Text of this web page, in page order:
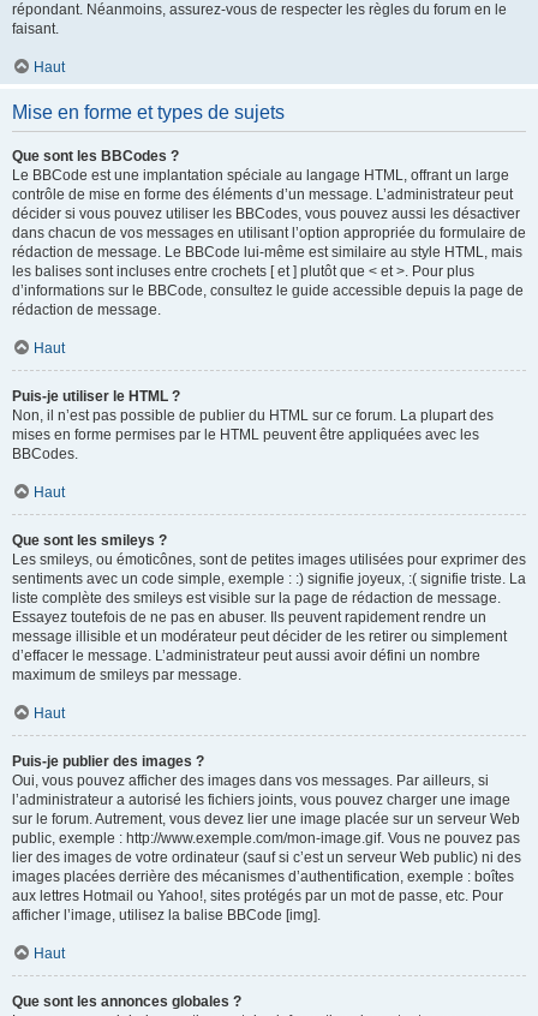
répondant. Néanmoins, assurez-vous de respecter les règles du forum en le
faisant.
Haut
Mise en forme et types de sujets
Que sont les BBCodes ?
Le BBCode est une implantation spéciale au langage HTML, offrant un large
contrôle de mise en forme des éléments d’un message. L’administrateur peut
décider si vous pouvez utiliser les BBCodes, vous pouvez aussi les désactiver
dans chacun de vos messages en utilisant l’option appropriée du formulaire de
rédaction de message. Le BBCode lui-même est similaire au style HTML, mais
les balises sont incluses entre crochets [ et ] plutôt que < et >. Pour plus
d’informations sur le BBCode, consultez le guide accessible depuis la page de
rédaction de message.
Haut
Puis-je utiliser le HTML ?
Non, il n’est pas possible de publier du HTML sur ce forum. La plupart des
mises en forme permises par le HTML peuvent être appliquées avec les
BBCodes.
Haut
Que sont les smileys ?
Les smileys, ou émoticônes, sont de petites images utilisées pour exprimer des
sentiments avec un code simple, exemple : :) signifie joyeux, :( signifie triste. La
liste complète des smileys est visible sur la page de rédaction de message.
Essayez toutefois de ne pas en abuser. Ils peuvent rapidement rendre un
message illisible et un modérateur peut décider de les retirer ou simplement
d’effacer le message. L’administrateur peut aussi avoir défini un nombre
maximum de smileys par message.
Haut
Puis-je publier des images ?
Oui, vous pouvez afficher des images dans vos messages. Par ailleurs, si
l’administrateur a autorisé les fichiers joints, vous pouvez charger une image
sur le forum. Autrement, vous devez lier une image placée sur un serveur Web
public, exemple : http://www.exemple.com/mon-image.gif. Vous ne pouvez pas
lier des images de votre ordinateur (sauf si c’est un serveur Web public) ni des
images placées derrière des mécanismes d’authentification, exemple : boîtes
aux lettres Hotmail ou Yahoo!, sites protégés par un mot de passe, etc. Pour
afficher l’image, utilisez la balise BBCode [img].
Haut
Que sont les annonces globales ?